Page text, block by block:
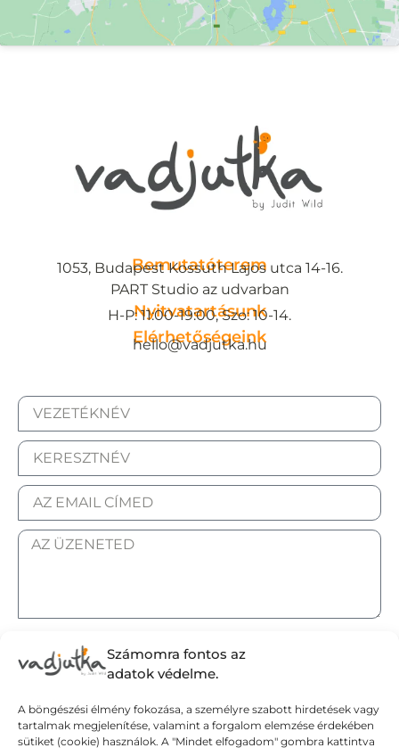
Számomra fontos az
adatok védelme.
A böngészési élmény fokozása, a személyre szabott hirdetések vagy
tartalmak megjelenítése, valamint a forgalom elemzése érdekében
sütiket (cookie) használok. A "Mindet elfogadom" gombra kattintva
Bemutatóterem
1053, Budapest Kossuth Lajos utca 14-16.
PART Studio az udvarban
Nyitvatartásunk
H-P: 11:00-19:00, Szo: 10-14.
Elérhetőségeink
hello@vadjutka.hu
Elküldöm